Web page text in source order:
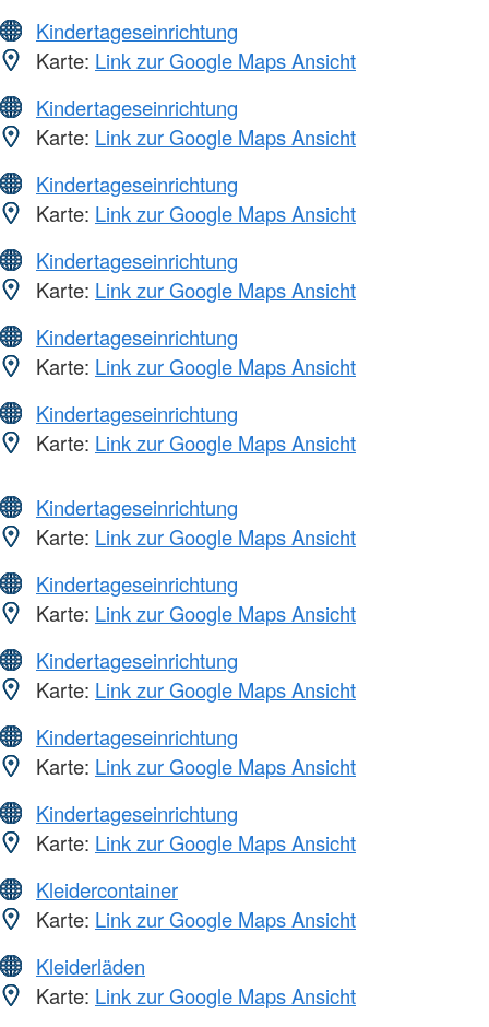
Kindertageseinrichtung
Karte: Link zur Google Maps Ansicht
Kindertageseinrichtung
Karte: Link zur Google Maps Ansicht
Kindertageseinrichtung
Karte: Link zur Google Maps Ansicht
Kindertageseinrichtung
Karte: Link zur Google Maps Ansicht
Kindertageseinrichtung
Karte: Link zur Google Maps Ansicht
Kindertageseinrichtung
Karte: Link zur Google Maps Ansicht
Kindertageseinrichtung
Karte: Link zur Google Maps Ansicht
Kindertageseinrichtung
Karte: Link zur Google Maps Ansicht
Kindertageseinrichtung
Karte: Link zur Google Maps Ansicht
Kindertageseinrichtung
Karte: Link zur Google Maps Ansicht
Kindertageseinrichtung
Karte: Link zur Google Maps Ansicht
Kleidercontainer
Karte: Link zur Google Maps Ansicht
Kleiderläden
Karte: Link zur Google Maps Ansicht